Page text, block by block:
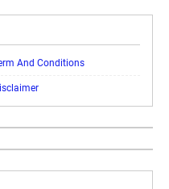
And Conditions